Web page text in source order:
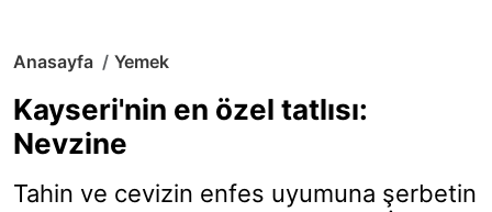
Anasayfa Yemek
Kayseri'nin en özel tatlısı:
Nevzine
Tahin ve cevizin enfes uyumuna şerbetin